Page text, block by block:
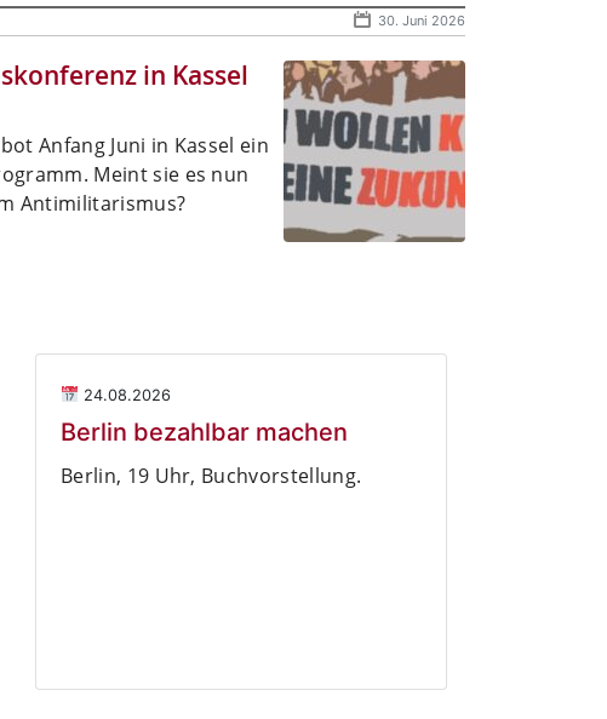
30. Juni 2026
in Kassel
Anfang Juni in Kassel ein
Meint sie es nun
Antimilitarismus?
24.08.2026
Berlin bezahlbar machen
Berlin, 19 Uhr, Buchvorstellung.